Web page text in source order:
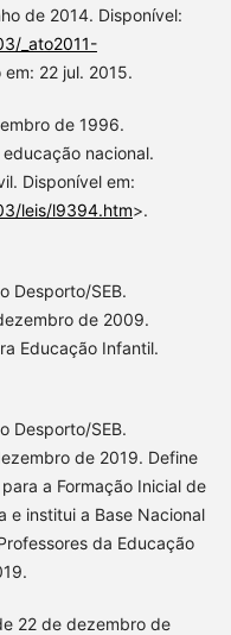
de 2014. Disponível:
_ato2011-
22 jul. 2015.
de 1996.
nacional.
Disponível em:
leis/l9394.htm>.
Desporto/SEB.
de 2009.
Educação Infantil.
Desporto/SEB.
de 2019. Define
a Formação Inicial de
e institui a Base Nacional
da Educação
22 de dezembro de